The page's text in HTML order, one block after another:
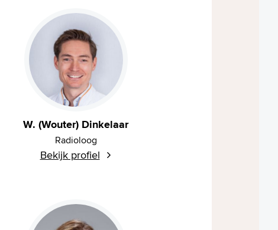
W. (Wouter) Dinkelaar
Radioloog
Bekijk profiel